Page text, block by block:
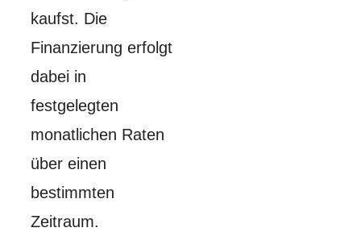
kaufst. Die
Finanzierung erfolgt
dabei in
festgelegten
monatlichen Raten
über einen
bestimmten
Zeitraum.